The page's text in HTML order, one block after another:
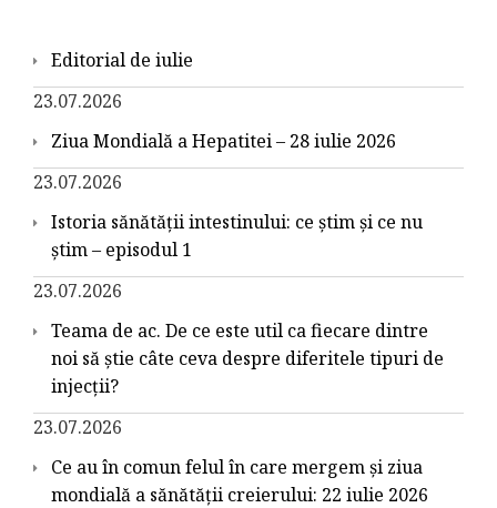
Editorial de iulie
23.07.2026
Ziua Mondială a Hepatitei – 28 iulie 2026
23.07.2026
Istoria sănătății intestinului: ce știm și ce nu
știm – episodul 1
23.07.2026
Teama de ac. De ce este util ca fiecare dintre
noi să știe câte ceva despre diferitele tipuri de
injecții?
23.07.2026
Ce au în comun felul în care mergem și ziua
mondială a sănătății creierului: 22 iulie 2026